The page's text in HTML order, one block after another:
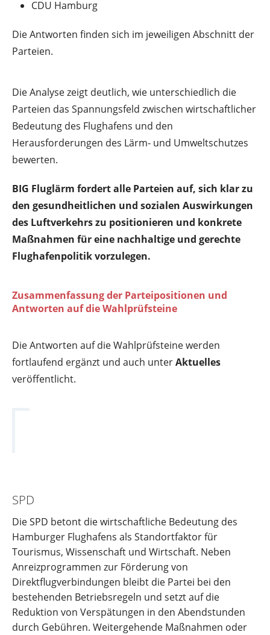
CDU Hamburg
Die Antworten finden sich im jeweiligen Abschnitt der
Parteien.
Die Analyse zeigt deutlich, wie unterschiedlich die
Parteien das Spannungsfeld zwischen wirtschaftlicher
Bedeutung des Flughafens und den
Herausforderungen des Lärm- und Umweltschutzes
bewerten.
BIG Fluglärm fordert alle Parteien auf, sich klar zu
den gesundheitlichen und sozialen Auswirkungen
des Luftverkehrs zu positionieren und konkrete
Maßnahmen für eine nachhaltige und gerechte
Flughafenpolitik vorzulegen.
Zusammenfassung der Parteipositionen und
Antworten auf die Wahlprüfsteine
Die Antworten auf die Wahlprüfsteine werden
fortlaufend ergänzt und auch unterAktuelles
veröffentlicht.
SPD
Die SPD betont die wirtschaftliche Bedeutung des
Hamburger Flughafens als Standortfaktor für
Tourismus, Wissenschaft und Wirtschaft. Neben
Anreizprogrammen zur Förderung von
Direktflugverbindungen bleibt die Partei bei den
bestehenden Betriebsregeln und setzt auf die
Reduktion von Verspätungen in den Abendstunden
durch Gebühren. Weitergehende Maßnahmen oder